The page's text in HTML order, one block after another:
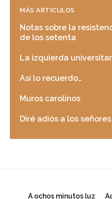
MÁS ARTICULOS
Notas sobre la
de los setenta
La izquierda
Así lo recuerdo…
Muros carolinos
Diré adiós a los señores
A ochos minutos luz